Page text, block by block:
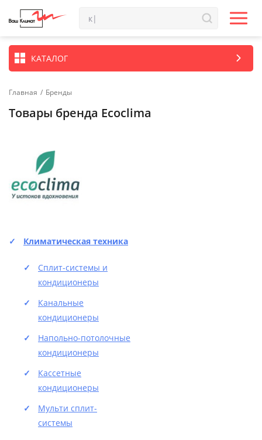
КАТАЛОГ
Главная / Бренды
Товары бренда Ecoclima
Климатическая техника
Сплит-системы и
кондиционеры
Канальные
кондиционеры
Напольно-потолочные
кондиционеры
Кассетные
кондиционеры
Мульти сплит-
системы